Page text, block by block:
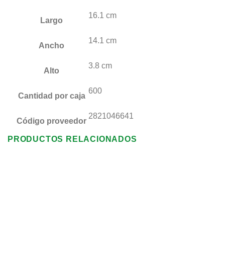
Largo
16.1 cm
Ancho
14.1 cm
Alto
3.8 cm
Cantidad por caja
600
Código proveedor
2821046641
PRODUCTOS RELACIONADOS